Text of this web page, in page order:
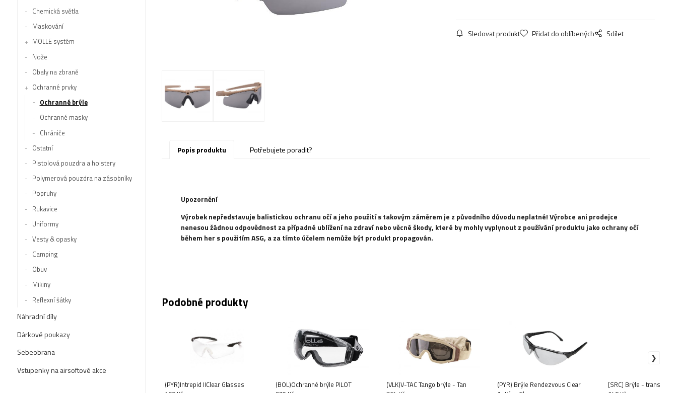
Chemická světla
Maskování
MOLLE systém
Nože
Obaly na zbraně
Ochranné prvky
Ochranné brýle
Ochranné masky
Chrániče
Ostatní
Pistolová pouzdra a holstery
Polymerová pouzdra na zásobníky
Popruhy
Rukavice
Uniformy
Vesty & opasky
Camping
Obuv
Mikiny
Reflexní šátky
Náhradní díly
Dárkové poukazy
Sebeobrana
Vstupenky na airsoftové akce
Sledovat produkt Přidat do oblíbených Sdílet
Popis produktu Potřebujete poradit?
Upozornění
Výrobek nepředstavuje balistickou ochranu očí a jeho použití s ​​takovým záměrem je z původního důvodu neplatné!Výrobce ani prodejce
nenesou žádnou odpovědnost za případné ublížení na zdraví nebo věcné škody, které by mohly vyplynout z používání produktu jako ochrany očí
během her s použitím ASG, a za tímto účelem nemůže být produkt propagován.
Podobné produkty
(PYR)Intrepid IIClear Glasses
(BOL)Ochranné brýle PILOT
(VLK)V-TAC Tango brýle - Tan
(PYR) Brýle Rendezvous Clear
[SRC] Brýle -